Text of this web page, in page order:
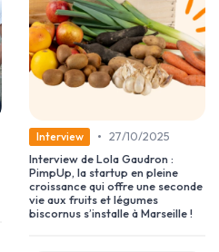
Interview • 27/10/2025
Interview de Lola Gaudron :
PimpUp, la startup en pleine
croissance qui offre une seconde
vie aux fruits et légumes
biscornus s’installe à Marseille !